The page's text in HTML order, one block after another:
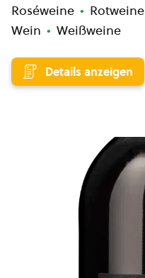
Roséweine
Rotweine
Wein
Weißweine
Details anzeigen